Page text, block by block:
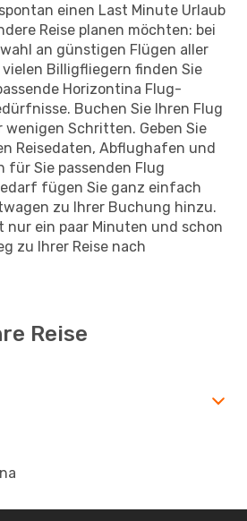
einen Last Minute Urlaub
Reise planen möchten: bei
an günstigen Flügen aller
Billigfliegern finden Sie
Horizontina Flug-
Buchen Sie Ihren Flug
wenigen Schritten. Geben Sie
Reisedaten, Abflughafen und
für Sie passenden Flug
fügen Sie ganz einfach
zu Ihrer Buchung hinzu.
nur ein paar Minuten und schon
zu Ihrer Reise nach
Reise